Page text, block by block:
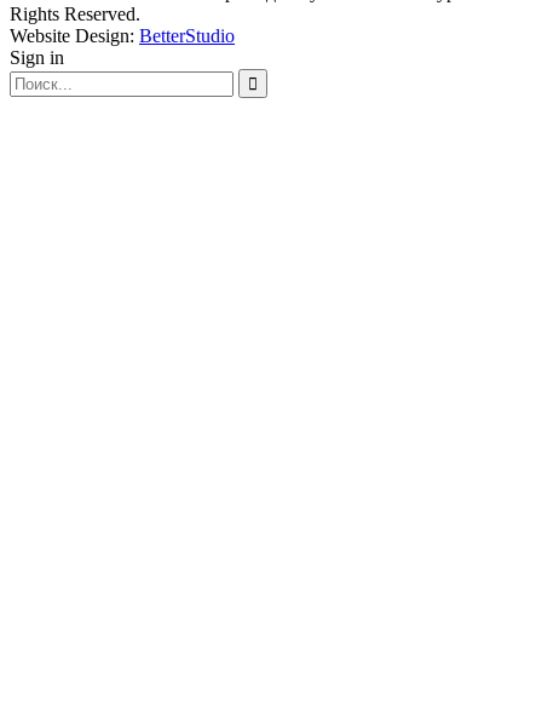
Rights Reserved.
Website Design: BetterStudio
Sign in